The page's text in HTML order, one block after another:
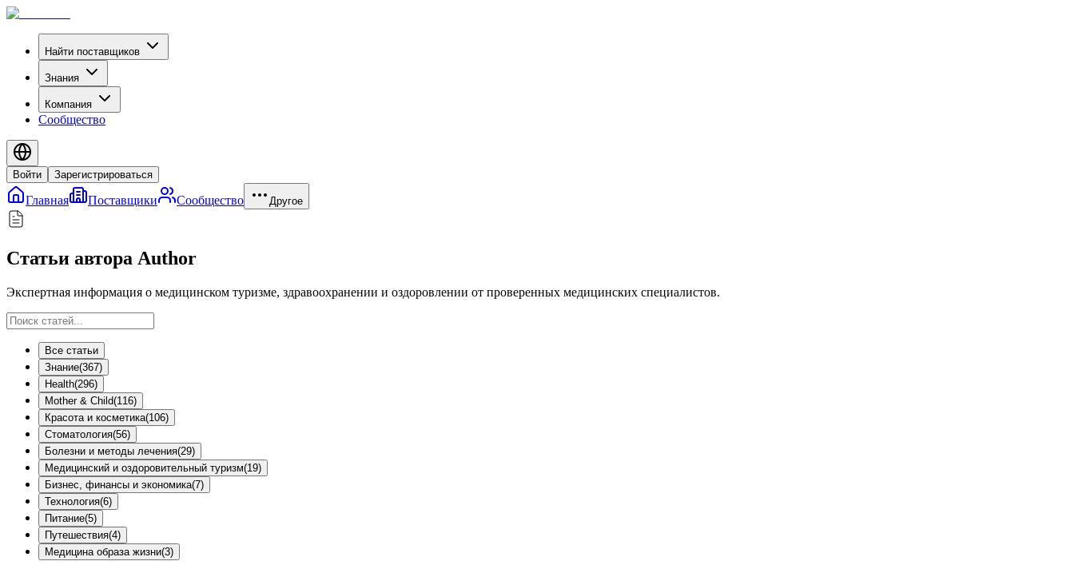
Найти поставщиков
Знания
Компания
Сообщество
Войти Зарегистрироваться
Главная Поставщики Сообщество Другое
Статьи автора Author
Экспертная информация о медицинском туризме, здравоохранении и оздоровлении от проверенных медицинских специалистов.
Все статьи
Знание(367)
Health(296)
Mother & Child(116)
Красота и косметика(106)
Стоматология(56)
Болезни и методы лечения(29)
Медицинский и оздоровительный туризм(19)
Бизнес, финансы и экономика(7)
Технология(6)
Питание(5)
Путешествия(4)
Медицина образа жизни(3)